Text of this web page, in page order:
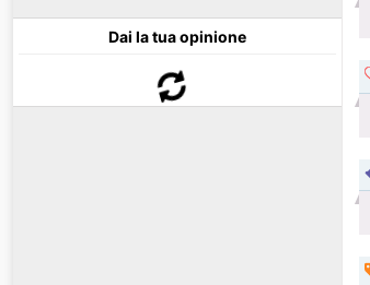
Dai la tua opinione